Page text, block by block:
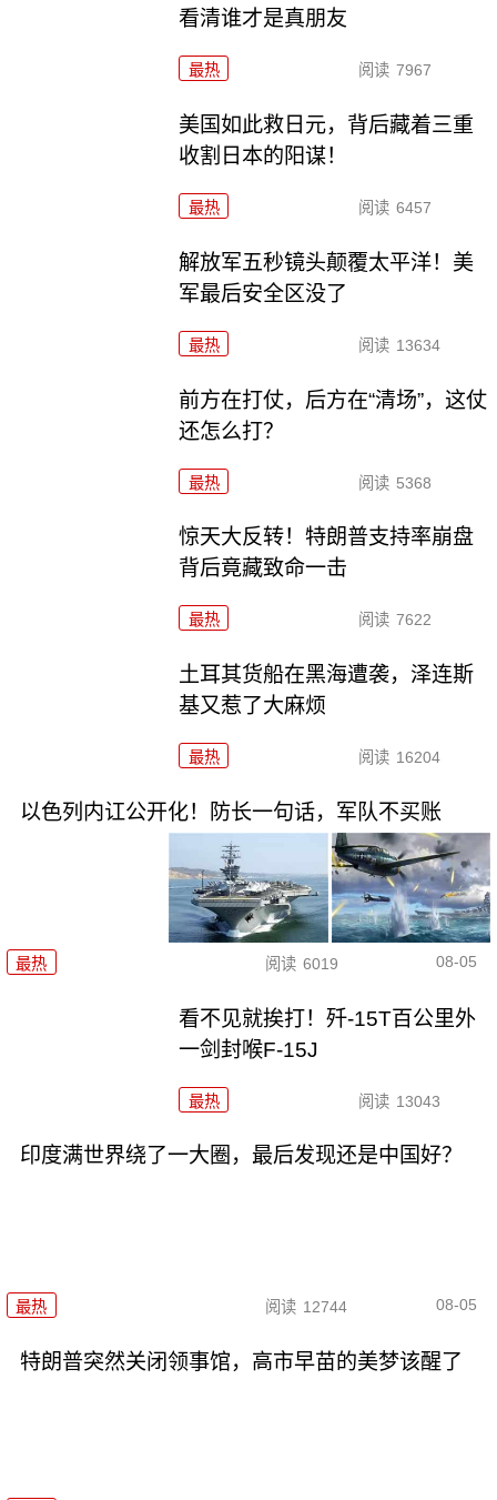
看清谁才是真朋友
最热 阅读 7967
美国如此救日元，背后藏着三重
收割日本的阳谋！
最热 阅读 6457
解放军五秒镜头颠覆太平洋！美
军最后安全区没了
最热 阅读 13634
前方在打仗，后方在“清场”，这仗
还怎么打？
最热 阅读 5368
惊天大反转！特朗普支持率崩盘
背后竟藏致命一击
最热 阅读 7622
土耳其货船在黑海遭袭，泽连斯
基又惹了大麻烦
最热 阅读 16204
以色列内讧公开化！防长一句话，军队不买账
最热 阅读 6019 08-05
看不见就挨打！歼-15T百公里外
一剑封喉F-15J
最热 阅读 13043
印度满世界绕了一大圈，最后发现还是中国好？
最热 阅读 12744 08-05
特朗普突然关闭领事馆，高市早苗的美梦该醒了